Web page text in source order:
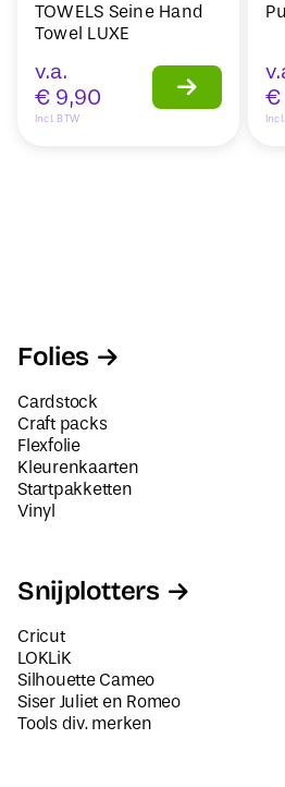
TOWELS Seine Hand
Towel LUXE
v.a.
€ 9,90
Incl. BTW
€
Folies
Cardstock
Craft packs
Flexfolie
Kleurenkaarten
Startpakketten
Vinyl
Snijplotters
Cricut
LOKLiK
Silhouette Cameo
Siser Juliet en Romeo
Tools div. merken